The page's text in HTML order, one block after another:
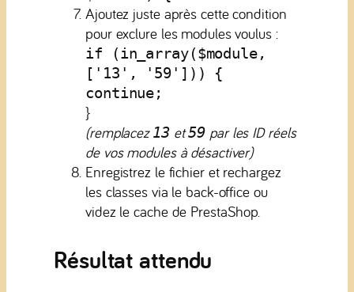
Ajoutez juste après cette condition
pour exclure les modules voulus :
if (in_array($module,
['13', '59'])) {
continue;
}
(remplacez13et59 par les ID réels
de vos modules à désactiver)
Enregistrez le fichier et rechargez
les classes via le back-office ou
videz le cache de PrestaShop.
Résultat attendu